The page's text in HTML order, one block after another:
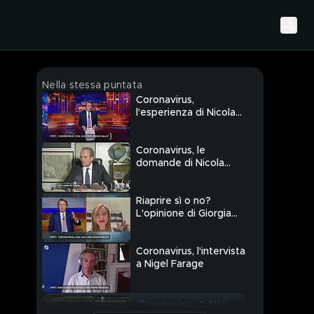
Nella stessa puntata
Coronavirus,
l'esperienza di Nicola
Coronavirus, le
domande di Nicola
Riaprire sì o no?
L'opinione di Giorgia
Coronavirus, l'intervista
a Nigel Farage
Coronavirus, tutti i